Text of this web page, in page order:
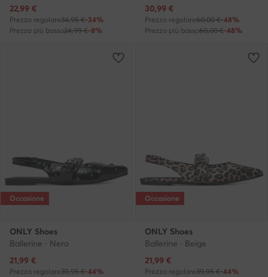
Prezzo attuale
22,99 €
Prezzo regolare34,95 €-34%
Prezzo più basso24,99 €-8%
Prezzo attuale
30,99 €
Prezzo regolare60,00 €-48%
Prezzo più basso60,00 €-48%
Occasione
ONLY Shoes
Ballerine · Nero
Prezzo attuale
21,99 €
Prezzo regolare39,95 €-44%
Occasione
ONLY Shoes
Ballerine · Beige
Prezzo attuale
21,99 €
Prezzo regolare39,95 €-44%